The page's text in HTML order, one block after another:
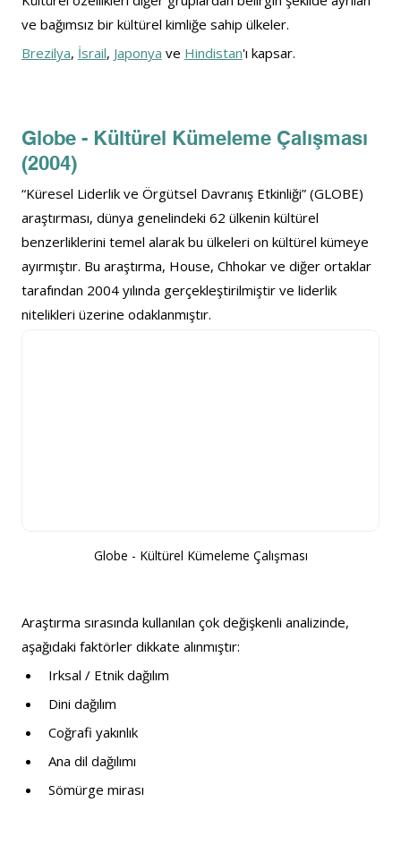
ve bağımsız bir kültürel kimliğe sahip ülkeler.
Brezilya, İsrail, Japonya ve Hindistan'ı kapsar.
Globe - Kültürel Kümeleme Çalışması
(2004)
“Küresel Liderlik ve Örgütsel Davranış Etkinliği” (GLOBE)
araştırması, dünya genelindeki 62 ülkenin kültürel
benzerliklerini temel alarak bu ülkeleri on kültürel kümeye
ayırmıştır. Bu araştırma, House, Chhokar ve diğer ortaklar
tarafından 2004 yılında gerçekleştirilmiştir ve liderlik
nitelikleri üzerine odaklanmıştır.
Globe - Kültürel Kümeleme Çalışması
Araştırma sırasında kullanılan çok değişkenli analizinde,
aşağıdaki faktörler dikkate alınmıştır:
Irksal / Etnik dağılım
Dini dağılım
Coğrafi yakınlık
Ana dil dağılımı
Sömürge mirası